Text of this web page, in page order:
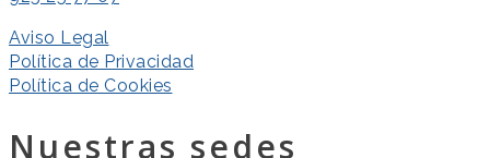
Aviso Legal
Política de Privacidad
Política de Cookies
Nuestras sedes